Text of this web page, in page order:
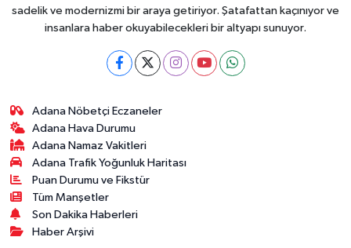
sadelik ve modernizmi bir araya getiriyor. Şatafattan kaçınıyor ve
insanlara haber okuyabilecekleri bir altyapı sunuyor.
Adana Nöbetçi Eczaneler
Adana Hava Durumu
Adana Namaz Vakitleri
Adana Trafik Yoğunluk Haritası
Puan Durumu ve Fikstür
Tüm Manşetler
Son Dakika Haberleri
Haber Arşivi